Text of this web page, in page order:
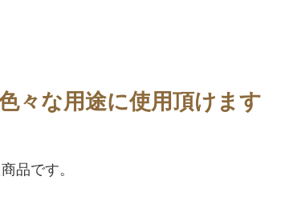
々な用途に使用頂けます
品です。